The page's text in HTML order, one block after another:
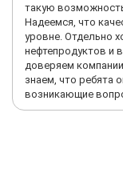
такую
Надеемся, что
уровне. Отдельно
нефтепродуктов и
доверяем компании
знаем, что ребята
возникающие